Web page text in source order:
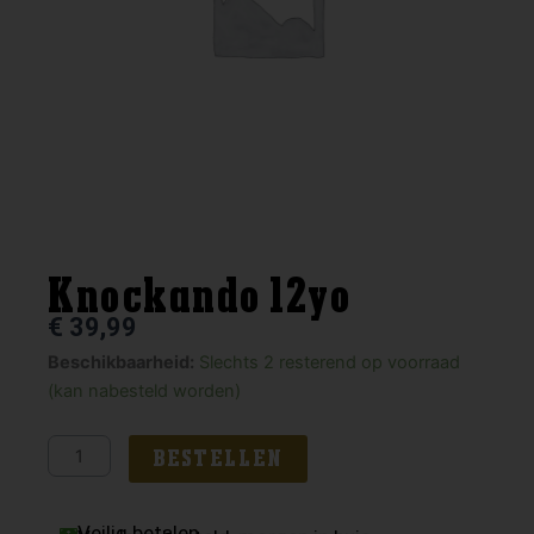
Knockando 12yo
€ 39,99
Beschikbaarheid: Slechts 2 resterend op voorraad
(kan nabesteld worden)
Knockando
12yo
BESTELLEN